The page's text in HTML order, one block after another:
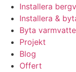
Installera
Installera &
Byta
Projekt
Blog
Offert